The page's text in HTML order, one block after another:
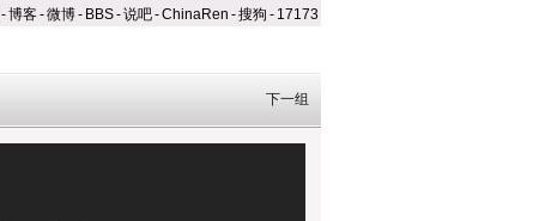
-博客-微博- BBS-说吧-ChinaRen -搜狗 - 17173
下一组